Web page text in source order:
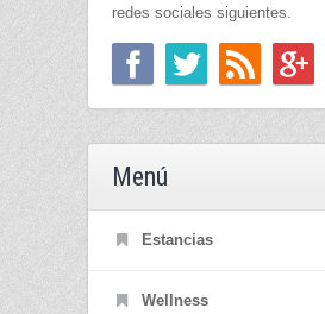
redes sociales siguientes.
Menú
Estancias
Wellness